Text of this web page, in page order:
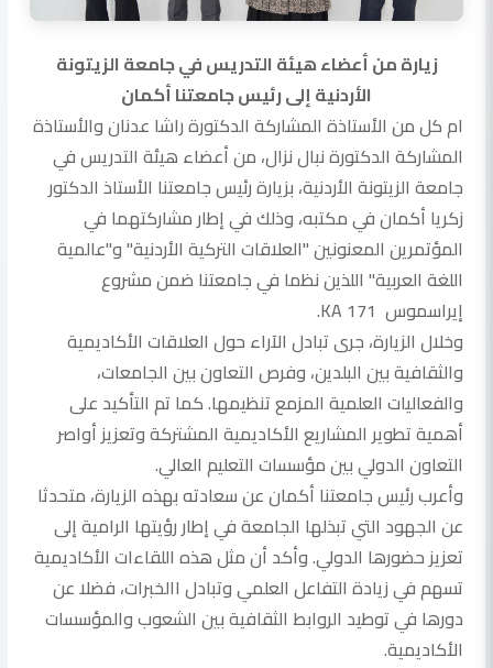
زيارة من أعضاء هيئة التدريس في جامعة الزيتونة
الأردنية إلى رئيس جامعتنا أكمان
ام كل من الأستاذة المشاركة الدكتورة راشا عدنان والأستاذة
المشاركة الدكتورة نبال نزال، من أعضاء هيئة التدريس في
جامعة الزيتونة الأردنية، بزيارة رئيس جامعتنا الأستاذ الدكتور
زكريا أكمان في مكتبه، وذلك في إطار مشاركتهما في
المؤتمرين المعنونين "العلاقات التركية الأردنية" و"عالمية
اللغة العربية" اللذين نظما في جامعتنا ضمن مشروع
إيراسموس KA 171.
وخلال الزيارة، جرى تبادل الآراء حول العلاقات الأكاديمية
والثقافية بين البلدين، وفرص التعاون بين الجامعات،
والفعاليات العلمية المزمع تنظيمها. كما تم التأكيد على
أهمية تطوير المشاريع الأكاديمية المشتركة وتعزيز أواصر
التعاون الدولي بين مؤسسات التعليم العالي.
وأعرب رئيس جامعتنا أكمان عن سعادته بهذه الزيارة، متحدثا
عن الجهود التي تبذلها الجامعة في إطار رؤيتها الرامية إلى
تعزيز حضورها الدولي. وأكد أن مثل هذه اللقاءات الأكاديمية
تسهم في زيادة التفاعل العلمي وتبادل االخبرات، فضلا عن
دورها في توطيد الروابط الثقافية بين الشعوب والمؤسسات
الأكاديمية.